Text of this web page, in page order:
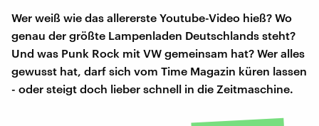
Wer weiß wie das allererste Youtube-Video hieß? Wo
genau der größte Lampenladen Deutschlands steht?
Und was Punk Rock mit VW gemeinsam hat? Wer alles
gewusst hat, darf sich vom Time Magazin küren lassen
- oder steigt doch lieber schnell in die Zeitmaschine.